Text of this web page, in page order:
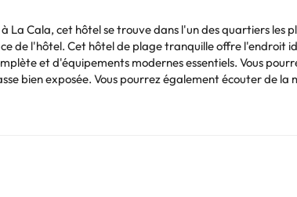
La Cala, cet hôtel se trouve dans l'un des quartiers les
de l'hôtel. Cet hôtel de plage tranquille offre l'endroit
et d'équipements modernes essentiels. Vous
bien exposée. Vous pourrez également écouter de
Vous pouvez vérifier leurs tarifs directement à
Vous pouvez consulter les tarifs directement auprès